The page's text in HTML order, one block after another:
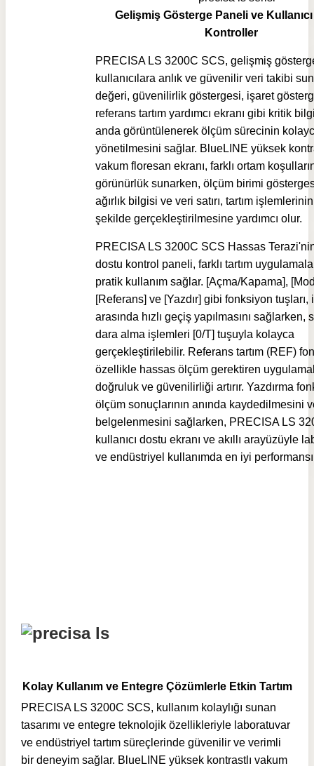
Gelişmiş Gösterge Paneli ve
Kontroller
PRECISA LS 3200C SCS, gelişmiş
kullanıcılara anlık ve güvenilir veri takibi
değeri, güvenilirlik göstergesi, işaret
referans tartım yardımcı ekranı gibi kritik
anda görüntülenerek ölçüm sürecinin
yönetilmesini sağlar. BlueLINE yüksek
vakum floresan ekranı, farklı ortam
görünürlük sunarken, ölçüm birimi
ağırlık bilgisi ve veri satırı, tartım
şekilde gerçekleştirilmesine yardımcı olur.
PRECISA LS 3200C SCS Hassas
dostu kontrol paneli, farklı tartım
pratik kullanım sağlar. [Açma/Kapama],
[Referans] ve [Yazdır] gibi fonksiyon tuşları,
arasında hızlı geçiş yapılmasını sağlarken,
dara alma işlemleri [0/T] tuşuyla kolayca
gerçekleştirilebilir. Referans tartım (REF)
özellikle hassas ölçüm gerektiren
doğruluk ve güvenilirliği artırır. Yazdırma
ölçüm sonuçlarının anında kaydedilmesini
belgelenmesini sağlarken, PRECISA LS
kullanıcı dostu ekranı ve akıllı arayüzüyle
ve endüstriyel kullanımda en iyi
Kolay Kullanım ve Entegre Çözümlerle Etkin Tartım
PRECISA LS 3200C SCS, kullanım kolaylığı sunan
tasarımı ve entegre teknolojik özellikleriyle laboratuvar
ve endüstriyel tartım süreçlerinde güvenilir ve verimli
bir deneyim sağlar. BlueLINE yüksek kontrastlı vakum